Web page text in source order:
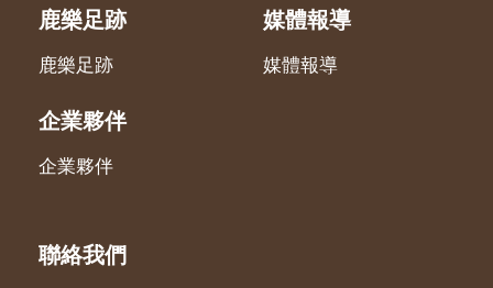
鹿樂足跡
鹿樂足跡
媒體報導
媒體報導
企業夥伴
企業夥伴
聯絡我們